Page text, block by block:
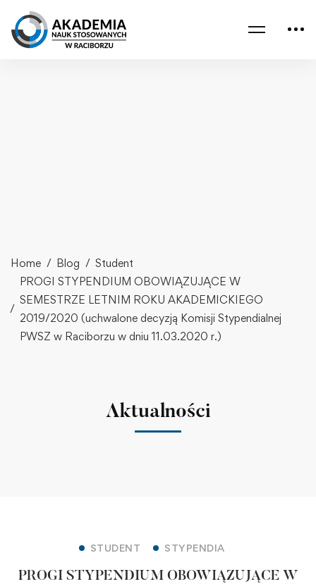
Home Blog
Student
PROGI STYPENDIUM OBOWIĄZUJĄCE W
SEMESTRZE LETNIM ROKU AKADEMICKIEGO
2019/2020 (uchwalone decyzją Komisji Stypendialnej
PWSZ w Raciborzu w dniu 11.03.2020 r.)
Aktualności
STUDENT STYPENDIA
PROGI STYPENDIUM OBOWIĄZUJĄCE W